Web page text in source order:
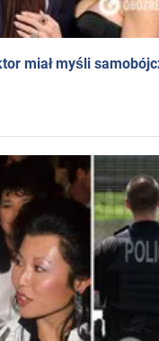
miał myśli